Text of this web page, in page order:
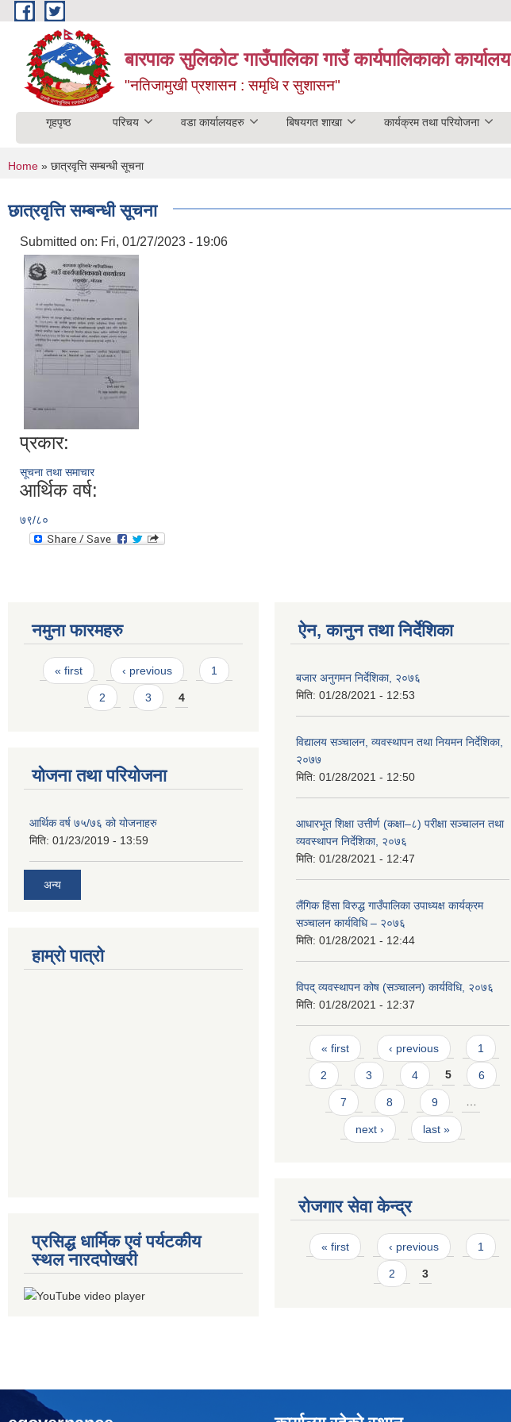
Skip to main content
बारपाक सुलिकोट गाउँपालिका गाउँ कार्यपालिकाको कार्यालय
"नतिजामुखी प्रशासन : समृधि र सुशासन"
गृहपृष्ठ परिचय वडा कार्यालयहरु बिषयगत शाखा कार्यक्रम तथा परियोजना
You are here
Home » छात्रवृत्ति सम्बन्धी सूचना
छात्रवृत्ति सम्बन्धी सूचना
Submitted on: Fri, 01/27/2023 - 19:06
प्रकार:
सूचना तथा समाचार
आर्थिक वर्ष:
७९/८०
नमुना फारमहरु
Pages
« first ‹ previous 1
2 3 4
योजना तथा परियोजना
आर्थिक वर्ष ७५/७६ को योजनाहरु
मिति: 01/23/2019 - 13:59
अन्य
हाम्रो पात्रो
प्रसिद्ध धार्मिक एवं पर्यटकीय
स्थल नारदपोखरी
ऐन, कानुन तथा निर्देशिका
बजार अनुगमन निर्देशिका, २०७६
मिति: 01/28/2021 - 12:53
विद्यालय सञ्चालन, व्यवस्थापन तथा नियमन निर्देशिका,
२०७७
मिति: 01/28/2021 - 12:50
आधारभूत शिक्षा उत्तीर्ण (कक्षा–८) परीक्षा सञ्चालन तथा
व्यवस्थापन निर्देशिका, २०७६
मिति: 01/28/2021 - 12:47
लैंगिक हिंसा विरुद्ध गाउँपालिका उपाध्यक्ष कार्यक्रम
सञ्चालन कार्यविधि – २०७६
मिति: 01/28/2021 - 12:44
विपद् व्यवस्थापन कोष (सञ्चालन) कार्यविधि, २०७६
मिति: 01/28/2021 - 12:37
Pages
« first ‹ previous 1
2 3 4 5 6
7 8 9 …
next › last »
रोजगार सेवा केन्द्र
Pages
« first ‹ previous 1
2 3